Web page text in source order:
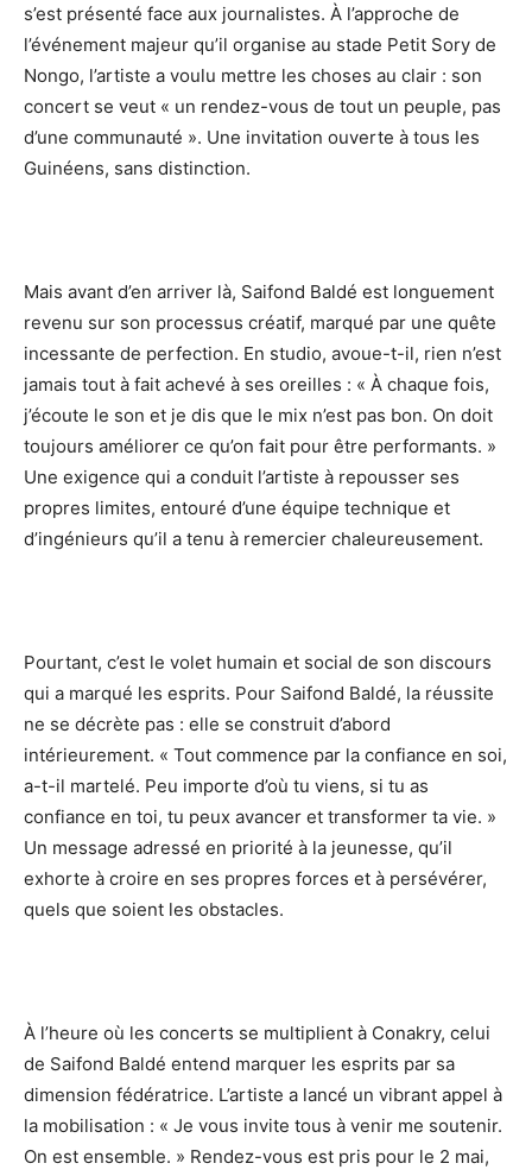
s’est présenté face aux journalistes. À l’approche de
l’événement majeur qu’il organise au stade Petit Sory de
Nongo, l’artiste a voulu mettre les choses au clair : son
concert se veut « un rendez-vous de tout un peuple, pas
d’une communauté ». Une invitation ouverte à tous les
Guinéens, sans distinction.
Mais avant d’en arriver là, Saifond Baldé est longuement
revenu sur son processus créatif, marqué par une quête
incessante de perfection. En studio, avoue-t-il, rien n’est
jamais tout à fait achevé à ses oreilles : « À chaque fois,
j’écoute le son et je dis que le mix n’est pas bon. On doit
toujours améliorer ce qu’on fait pour être performants. »
Une exigence qui a conduit l’artiste à repousser ses
propres limites, entouré d’une équipe technique et
d’ingénieurs qu’il a tenu à remercier chaleureusement.
Pourtant, c’est le volet humain et social de son discours
qui a marqué les esprits. Pour Saifond Baldé, la réussite
ne se décrète pas : elle se construit d’abord
intérieurement. « Tout commence par la confiance en soi,
a-t-il martelé. Peu importe d’où tu viens, si tu as
confiance en toi, tu peux avancer et transformer ta vie. »
Un message adressé en priorité à la jeunesse, qu’il
exhorte à croire en ses propres forces et à persévérer,
quels que soient les obstacles.
À l’heure où les concerts se multiplient à Conakry, celui
de Saifond Baldé entend marquer les esprits par sa
dimension fédératrice. L’artiste a lancé un vibrant appel à
la mobilisation : « Je vous invite tous à venir me soutenir.
On est ensemble. » Rendez-vous est pris pour le 2 mai,